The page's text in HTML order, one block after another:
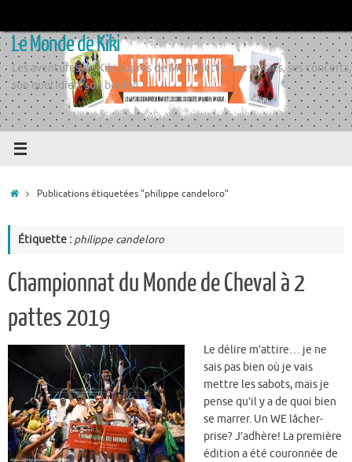
contenu
Le Monde de Kiki
Les aventures de Kiki auprès de Momiflette, ses sorties, ses concerts,
son quotidien, son boulot
AccueilPublications étiquetées "philippe candeloro"
Étiquette : philippe candeloro
Championnat du Monde de Cheval à 2
pattes 2019
Le délire m’attire… je ne
sais pas bien où je vais
mettre les sabots, mais je
pense qu’il y a de quoi bien
se marrer. Un WE lâcher-
prise? J’adhère! La première
édition a été couronnée de